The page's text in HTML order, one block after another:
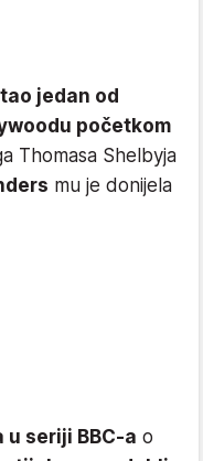
jedan od
početkom
Thomasa Shelbyja
mu je donijela
u seriji BBC-a o